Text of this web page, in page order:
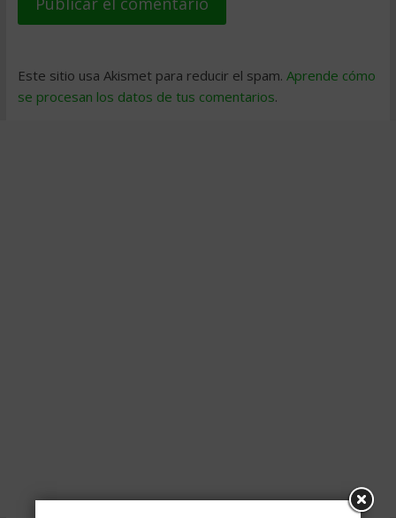
Este sitio usa Akismet para reducir el spam. Aprende cómo
se procesan los datos de tus comentarios.